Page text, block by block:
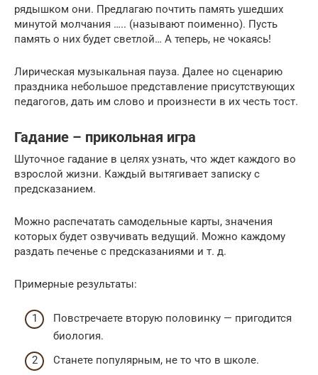
рядышком они. Предлагаю почтить память ушедших
минутой молчания ….. (называют поименно). Пусть
память о них будет светлой… А теперь, не чокаясь!
Лирическая музыкальная пауза. Далее но сценарию
праздника небольшое представление присутствующих
педагогов, дать им слово и произнести в их честь тост.
Гадание – прикольная игра
Шуточное гадание в целях узнать, что ждет каждого во
взрослой жизни. Каждый вытягивает записку с
предсказанием.
Можно распечатать самодельные карты, значения
которых будет озвучивать ведущий. Можно каждому
раздать печенье с предсказаниями и т. д.
Примерные результаты:
Повстречаете вторую половинку — пригодится
биология.
Станете популярным, не то что в школе.